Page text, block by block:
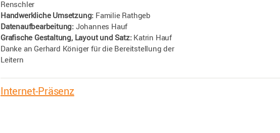
Renschler
Handwerkliche Umsetzung: Familie Rathgeb
Datenaufbearbeitung: Johannes Hauf
Grafische Gestaltung, Layout und Satz:Katrin Hauf
Danke an Gerhard Königer für die Bereitstellung der
Leitern
Internet-Präsenz